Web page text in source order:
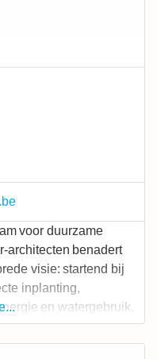
voor duurzame
architecten benadert
visie: startend bij
inplanting,
en watergebruik,
flexibiliteit en